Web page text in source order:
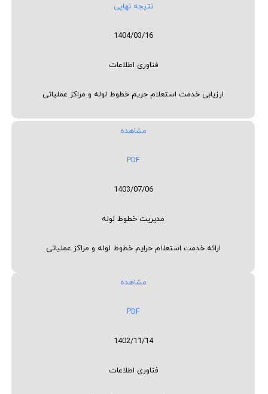
نتیجه نهایی
1404/03/16
فناوری اطلاعات
ارزیابی خدمت استعلام حریم خطوط لوله و مراکز عملیاتی
مشاهده
PDF
1403/07/06
مدیریت خطوط لوله
ارائه خدمت استعلام حرایم خطوط لوله و مراکز عملیاتی
مشاهده
PDF
1402/11/14
فناوری اطلاعات